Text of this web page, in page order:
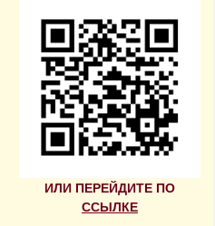
ИЛИ ПЕРЕЙДИТЕ ПО
ССЫЛКЕ